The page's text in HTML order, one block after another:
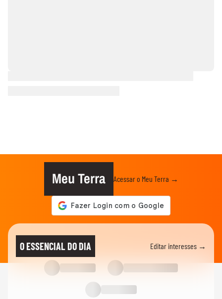
Meu Terra Acessar o Meu Terra →
O ESSENCIAL DO DIA Editar interesses →